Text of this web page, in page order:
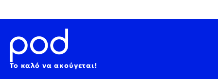
Το καλό να ακούγεται!